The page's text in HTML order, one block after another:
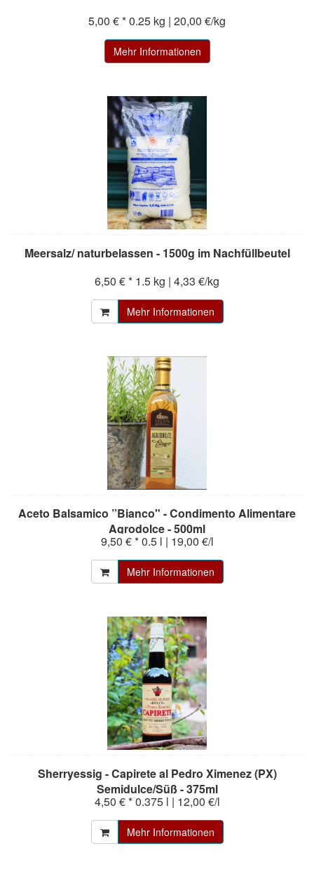
5,00 € *0.25 kg | 20,00 €/kg
Mehr Informationen
Meersalz/ naturbelassen - 1500g im Nachfüllbeutel
6,50 € * 1.5 kg | 4,33 €/kg
Mehr Informationen
Aceto Balsamico ”Bianco" - Condimento Alimentare
Agrodolce - 500ml
9,50 € *0.5 l | 19,00 €/l
Mehr Informationen
Sherryessig - Capirete al Pedro Ximenez (PX)
Semidulce/Süß - 375ml
4,50 € *0.375 l | 12,00 €/l
Mehr Informationen